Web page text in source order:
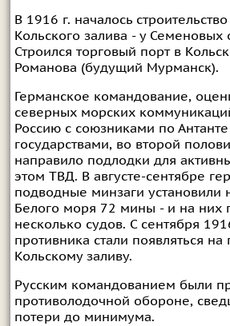
В 1916 г. началось
Кольского залива - у Семеновых
Строился торговый порт в
Романова (будущий Мурманск).
Германское командование,
северных морских
Россию с союзниками по
государствами, во второй
направило подлодки для
этом ТВД. В августе-сентябре
подводные минзаги установили
Белого моря 72 мины - и на них
несколько судов. С сентября
противника стали появляться на
Кольскому заливу.
Русским командованием были
противолодочной обороне,
потери до минимума.